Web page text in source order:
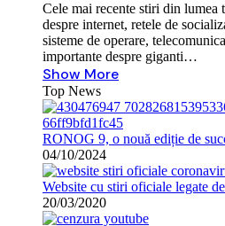
Cele mai recente stiri din
despre internet, retele de
sisteme de operare,
importante despre giganti…
Show More
Top News
RONOG 9, o nouă ediție de
04/10/2024
Website cu stiri oficiale legate
20/03/2020